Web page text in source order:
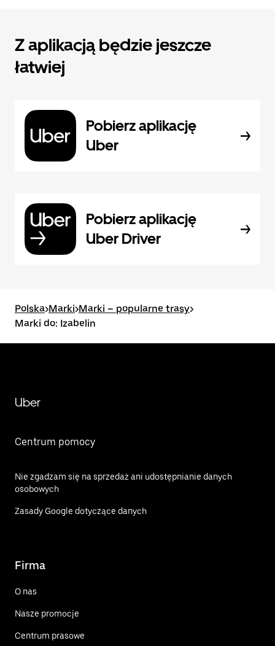
Z aplikacją będzie jeszcze
łatwiej
Pobierz aplikację
Uber
Pobierz aplikację
Uber Driver
Polska>Marki>Marki – popularne trasy>
Marki do: Izabelin
Uber
Centrum pomocy
Nie zgadzam się na sprzedaż ani udostępnianie danych
osobowych
Zasady Google dotyczące danych
Firma
O nas
Nasze promocje
Centrum prasowe